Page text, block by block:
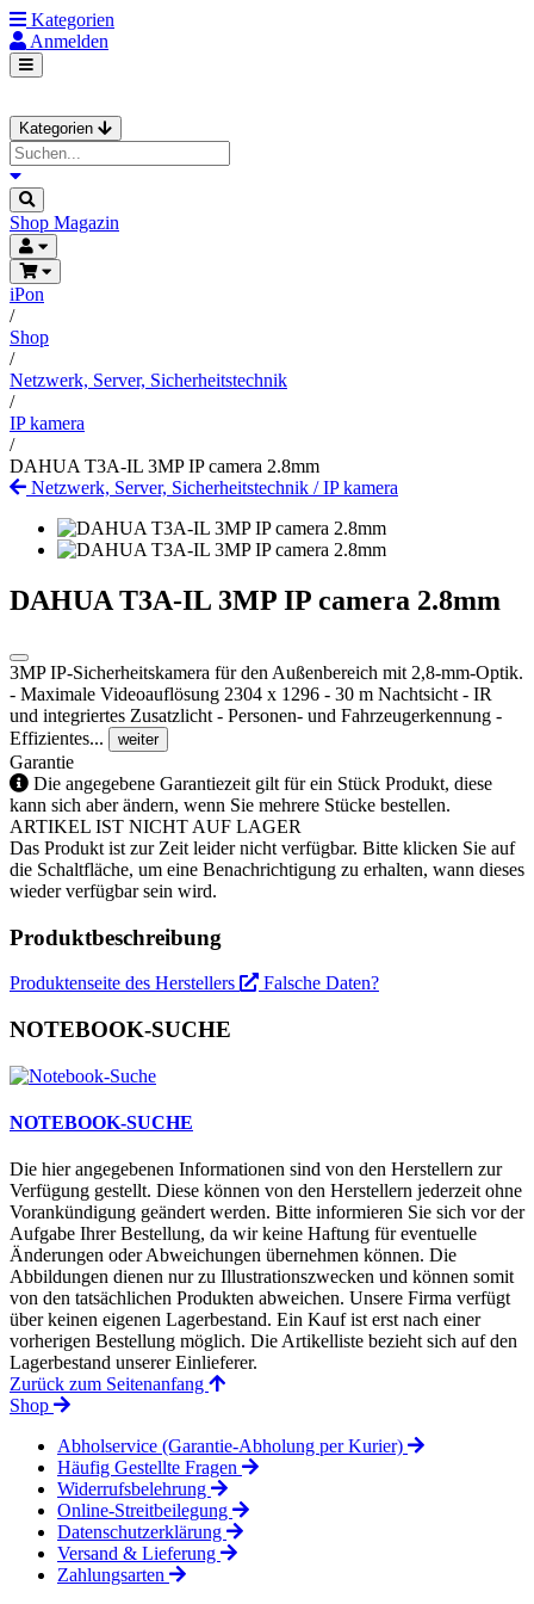
Kategorien
Anmelden
Kategorien
Shop Magazin
iPon
/
Shop
/
Netzwerk, Server, Sicherheitstechnik
/
IP kamera
/
DAHUA T3A-IL 3MP IP camera 2.8mm
Netzwerk, Server, Sicherheitstechnik /IP kamera
DAHUA T3A-IL 3MP IP camera 2.8mm
3MP IP-Sicherheitskamera für den Außenbereich mit 2,8-mm-Optik.
- Maximale Videoauflösung 2304 x 1296 - 30 m Nachtsicht - IR
und integriertes Zusatzlicht - Personen- und Fahrzeugerkennung -
Effizientes...
weiter
Garantie
Die angegebene Garantiezeit gilt für ein Stück Produkt, diese
kann sich aber ändern, wenn Sie mehrere Stücke bestellen.
ARTIKEL IST NICHT AUF LAGER
Das Produkt ist zur Zeit leider nicht verfügbar. Bitte klicken Sie auf
die Schaltfläche, um eine Benachrichtigung zu erhalten, wann dieses
wieder verfügbar sein wird.
Produktbeschreibung
Produktenseite des Herstellers Falsche Daten?
NOTEBOOK-SUCHE
NOTEBOOK-SUCHE
Die hier angegebenen Informationen sind von den Herstellern zur
Verfügung gestellt. Diese können von den Herstellern jederzeit ohne
Vorankündigung geändert werden. Bitte informieren Sie sich vor der
Aufgabe Ihrer Bestellung, da wir keine Haftung für eventuelle
Änderungen oder Abweichungen übernehmen können. Die
Abbildungen dienen nur zu Illustrationszwecken und können somit
von den tatsächlichen Produkten abweichen. Unsere Firma verfügt
über keinen eigenen Lagerbestand. Ein Kauf ist erst nach einer
vorherigen Bestellung möglich. Die Artikelliste bezieht sich auf den
Lagerbestand unserer Einlieferer.
Zurück zum Seitenanfang
Shop
Abholservice (Garantie-Abholung per Kurier)
Häufig Gestellte Fragen
Widerrufsbelehrung
Online-Streitbeilegung
Datenschutzerklärung
Versand & Lieferung
Zahlungsarten